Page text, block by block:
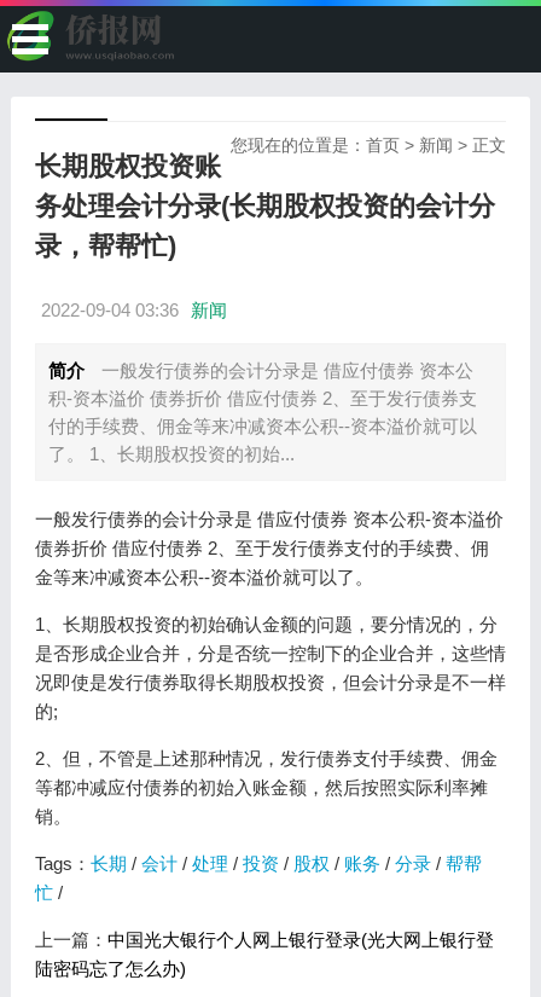
您现在的位置是：首页 > 新闻 > 正文
长期股权投资账
务处理会计分录(长期股权投资的会计分
录，帮帮忙)
2022-09-04 03:36 新闻
简介
一般发行债券的会计分录是 借应付债券 资本公
积-资本溢价 债券折价 借应付债券 2、至于发行债券支
付的手续费、佣金等来冲减资本公积--资本溢价就可以
了。 1、长期股权投资的初始...
一般发行债券的会计分录是 借应付债券 资本公积-资本溢价
债券折价 借应付债券 2、至于发行债券支付的手续费、佣
金等来冲减资本公积--资本溢价就可以了。
1、长期股权投资的初始确认金额的问题，要分情况的，分
是否形成企业合并，分是否统一控制下的企业合并，这些情
况即使是发行债券取得长期股权投资，但会计分录是不一样
的;
2、但，不管是上述那种情况，发行债券支付手续费、佣金
等都冲减应付债券的初始入账金额，然后按照实际利率摊
销。
Tags： 长期 / 会计/ 处理 / 投资 / 股权 / 账务 / 分录/ 帮帮
忙/
上一篇： 中国光大银行个人网上银行登录(光大网上银行登
陆密码忘了怎么办)